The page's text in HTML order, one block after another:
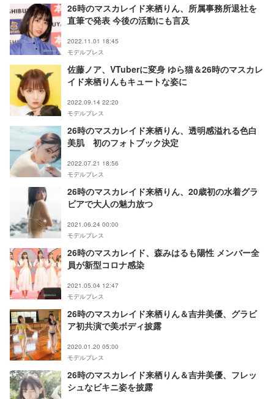
26時のマスカレイド来栖りん、所属事務所退社を
直筆で発表 今後の活動にも言及
2022.11.01 18:45
モデルプレス
佐藤ノア、VTuberに変身 ゆら猫＆26時のマスカレ
イド来栖りんもキュートな姿に
2022.09.14 22:20
モデルプレス
26時のマスカレイド来栖りん、透明感溢れる色白
美肌 初のフォトブック決定
2022.07.21 18:56
モデルプレス
26時のマスカレイド来栖りん、20歳初の水着グラ
ビアで大人の魅力放つ
2021.06.24 00:00
モデルプレス
26時のマスカレイド、森みはるも陽性 メンバー全
員が新型コロナ感染
2021.05.04 12:47
モデルプレス
26時のマスカレイド来栖りん＆吉井美優、グラビ
ア初共演で美ボディ披露
2020.01.20 05:00
モデルプレス
26時のマスカレイド来栖りん＆吉井美優、フレッ
シュなビキニ姿を披露